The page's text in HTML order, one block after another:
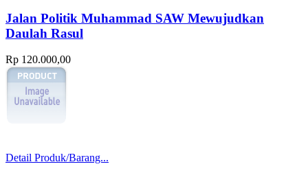
Jalan Politik Muhammad SAW Mewujudkan
Daulah Rasul
Rp 120.000,00
Detail Produk/Barang...